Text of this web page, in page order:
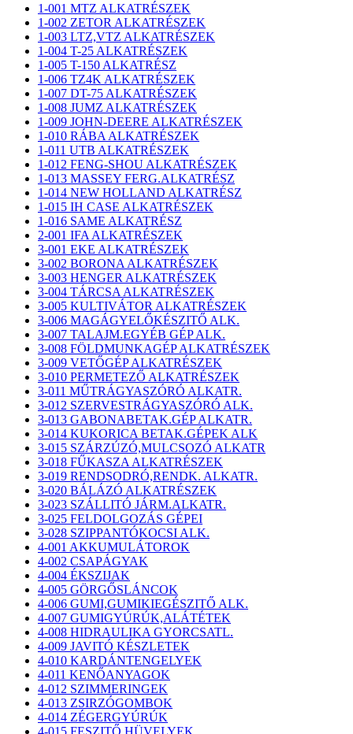
1-001 MTZ ALKATRÉSZEK
1-002 ZETOR ALKATRÉSZEK
1-003 LTZ,VTZ ALKATRÉSZEK
1-004 T-25 ALKATRÉSZEK
1-005 T-150 ALKATRÉSZ
1-006 TZ4K ALKATRÉSZEK
1-007 DT-75 ALKATRÉSZEK
1-008 JUMZ ALKATRÉSZEK
1-009 JOHN-DEERE ALKATRÉSZEK
1-010 RÁBA ALKATRÉSZEK
1-011 UTB ALKATRÉSZEK
1-012 FENG-SHOU ALKATRÉSZEK
1-013 MASSEY FERG.ALKATRÉSZ
1-014 NEW HOLLAND ALKATRÉSZ
1-015 IH CASE ALKATRÉSZEK
1-016 SAME ALKATRÉSZ
2-001 IFA ALKATRÉSZEK
3-001 EKE ALKATRÉSZEK
3-002 BORONA ALKATRÉSZEK
3-003 HENGER ALKATRÉSZEK
3-004 TÁRCSA ALKATRÉSZEK
3-005 KULTIVÁTOR ALKATRÉSZEK
3-006 MAGÁGYELŐKÉSZITŐ ALK.
3-007 TALAJM.EGYÉB GÉP ALK.
3-008 FÖLDMUNKAGÉP ALKATRÉSZEK
3-009 VETŐGÉP ALKATRÉSZEK
3-010 PERMETEZŐ ALKATRÉSZEK
3-011 MŰTRÁGYASZÓRÓ ALKATR.
3-012 SZERVESTRÁGYASZÓRÓ ALK.
3-013 GABONABETAK.GÉP ALKATR.
3-014 KUKORICA BETAK.GÉPEK ALK
3-015 SZÁRZÚZÓ,MULCSOZÓ ALKATR
3-018 FŰKASZA ALKATRÉSZEK
3-019 RENDSODRÓ,RENDK. ALKATR.
3-020 BÁLÁZÓ ALKATRÉSZEK
3-023 SZÁLLITÓ JÁRM.ALKATR.
3-025 FELDOLGOZÁS GÉPEI
3-028 SZIPPANTÓKOCSI ALK.
4-001 AKKUMULÁTOROK
4-002 CSAPÁGYAK
4-004 ÉKSZIJAK
4-005 GÖRGŐSLÁNCOK
4-006 GUMI,GUMIKIEGÉSZITŐ ALK.
4-007 GUMIGYÚRÚK,ALÁTÉTEK
4-008 HIDRAULIKA GYORCSATL.
4-009 JAVITÓ KÉSZLETEK
4-010 KARDÁNTENGELYEK
4-011 KENŐANYAGOK
4-012 SZIMMERINGEK
4-013 ZSIRZÓGOMBOK
4-014 ZÉGERGYÚRÚK
4-015 FESZITŐ HÜVELYEK